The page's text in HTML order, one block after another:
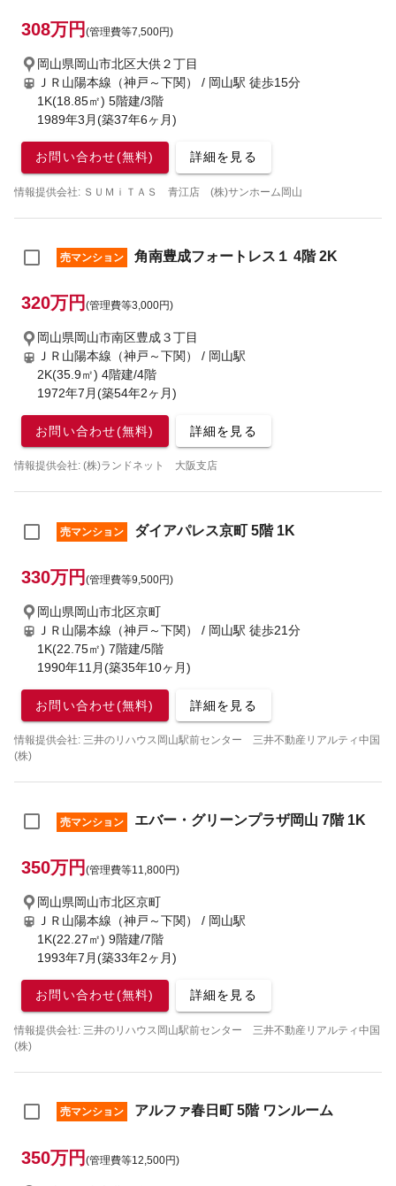
308万円 (管理費等7,500円)
岡山県岡山市北区大供２丁目
ＪＲ山陽本線（神戸～下関） / 岡山駅 徒歩15分
1K(18.85㎡) 5階建/3階
1989年3月(築37年6ヶ月)
お問い合わせ(無料) 詳細を見る
情報提供会社: ＳＵＭｉＴＡＳ 青江店 (株)サンホーム岡山
売マンション 角南豊成フォートレス１ 4階 2K
320万円 (管理費等3,000円)
岡山県岡山市南区豊成３丁目
ＪＲ山陽本線（神戸～下関） / 岡山駅
2K(35.9㎡) 4階建/4階
1972年7月(築54年2ヶ月)
お問い合わせ(無料) 詳細を見る
情報提供会社: (株)ランドネット 大阪支店
売マンション ダイアパレス京町 5階 1K
330万円 (管理費等9,500円)
岡山県岡山市北区京町
ＪＲ山陽本線（神戸～下関） / 岡山駅 徒歩21分
1K(22.75㎡) 7階建/5階
1990年11月(築35年10ヶ月)
お問い合わせ(無料) 詳細を見る
情報提供会社: 三井のリハウス岡山駅前センター 三井不動産リアルティ中国
(株)
売マンション エバー・グリーンプラザ岡山 7階 1K
350万円 (管理費等11,800円)
岡山県岡山市北区京町
ＪＲ山陽本線（神戸～下関） / 岡山駅
1K(22.27㎡) 9階建/7階
1993年7月(築33年2ヶ月)
お問い合わせ(無料) 詳細を見る
情報提供会社: 三井のリハウス岡山駅前センター 三井不動産リアルティ中国
(株)
売マンション アルファ春日町 5階 ワンルーム
350万円 (管理費等12,500円)